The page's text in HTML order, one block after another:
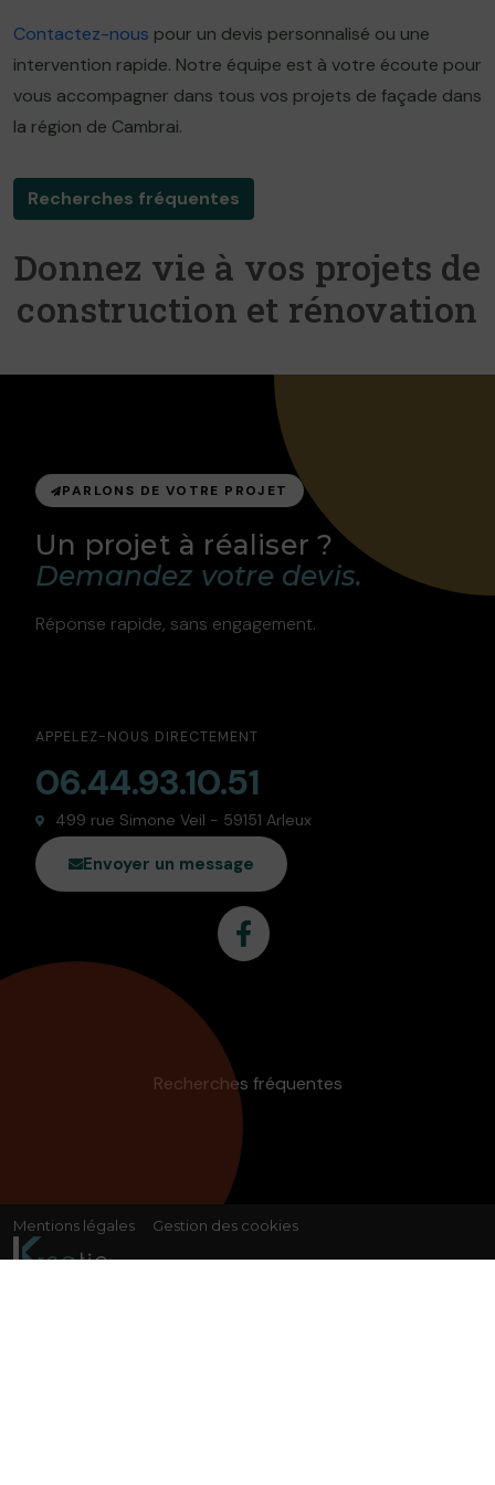
Contactez-nous pour un devis personnalisé ou une
intervention rapide. Notre équipe est à votre écoute pour
vous accompagner dans tous vos projets de façade dans
la région de Cambrai.
Recherches fréquentes
Donnez vie à vos projets de
construction et rénovation
PARLONS DE VOTRE PROJET
Un projet à réaliser ?
Demandez votre devis.
Réponse rapide, sans engagement.
APPELEZ-NOUS DIRECTEMENT
06.44.93.10.51
499 rue Simone Veil - 59151 Arleux
Envoyer un message
Recherches fréquentes
Mentions légales Gestion des cookies